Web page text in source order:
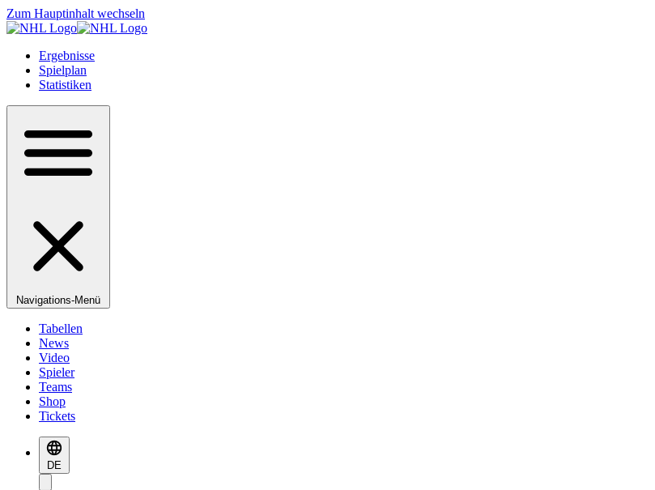
Zum Hauptinhalt wechseln
Ergebnisse
Spielplan
Statistiken
Navigations-Menü
Tabellen
News
Video
Spieler
Teams
Shop
Tickets
DE